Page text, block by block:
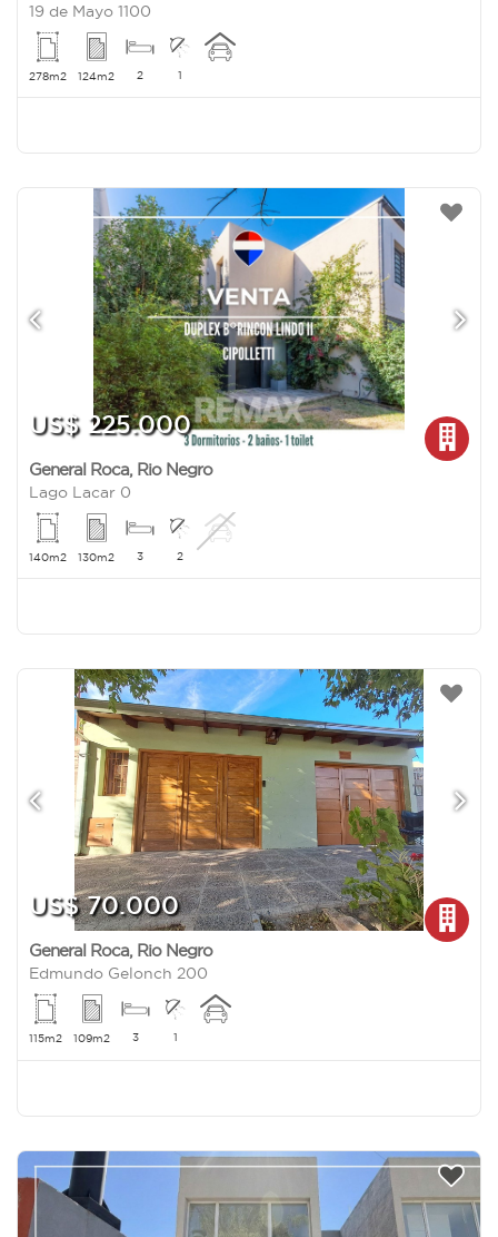
19 de Mayo 1100
278m2 124m2 2 1
US$ 225.000
General Roca, Rio Negro
Lago Lacar 0
140m2 130m2 3 2
US$ 70.000
General Roca, Rio Negro
Edmundo Gelonch 200
115m2 109m2 3 1